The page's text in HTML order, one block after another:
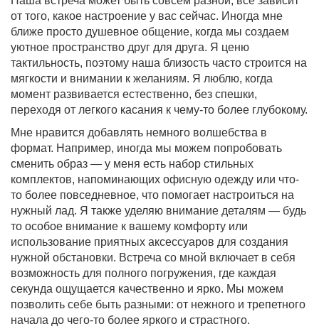
от того, какое настроение у вас сейчас. Иногда мне
ближе просто душевное общение, когда мы создаем
уютное пространство друг для друга. Я ценю
тактильность, поэтому наша близость часто строится на
мягкости и внимании к желаниям. Я люблю, когда
момент развивается естественно, без спешки,
переходя от легкого касания к чему-то более глубокому.
Мне нравится добавлять немного волшебства в
формат. Например, иногда мы можем попробовать
сменить образ — у меня есть набор стильных
комплектов, напоминающих офисную одежду или что-
то более повседневное, что помогает настроиться на
нужный лад. Я также уделяю внимание деталям — будь
то особое внимание к вашему комфорту или
использование приятных аксессуаров для создания
нужной обстановки. Встреча со мной включает в себя
возможность для полного погружения, где каждая
секунда ощущается качественно и ярко. Мы можем
позволить себе быть разными: от нежного и трепетного
начала до чего-то более яркого и страстного.